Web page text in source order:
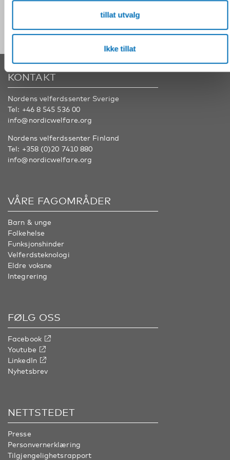
tillat utvalg
Ikke tillat
Følg oss på sosiale medier:
KONTAKT
Nordens velferdssenter Sverige
Tel: +46 8 545 536 00
info@nordicwelfare.org
Nordens velferdssenter Finland
Tel: +358 (0)20 7410 880
info@nordicwelfare.org
VÅRE FAGOMRÅDER
Barn & unge
Folkehelse
Funksjonshinder
Velferdsteknologi
Eldre voksne
Integrering
FØLG OSS
Facebook
Youtube
LinkedIn
Nyhetsbrev
NETTSTEDET
Presse
Personvernerklæring
Tilgjengelighetsrapport